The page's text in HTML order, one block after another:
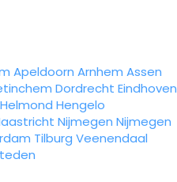
Apeldoorn Arnhem Assen
Dordrecht Eindhoven
Helmond Hengelo
Nijmegen Nijmegen
Tilburg Veenendaal